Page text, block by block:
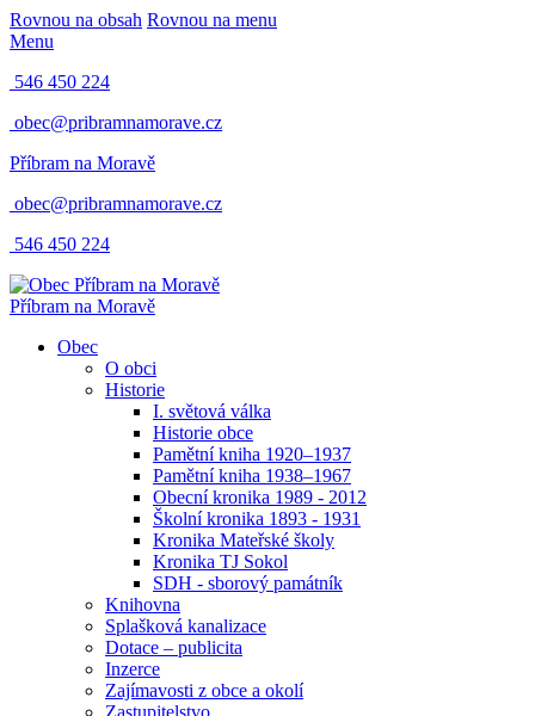
Rovnou na obsah Rovnou na menu
Menu
546 450 224
obec@pribramnamorave.cz
Příbram na Moravě
obec@pribramnamorave.cz
546 450 224
Příbram na Moravě
Obec
O obci
Historie
I. světová válka
Historie obce
Pamětní kniha 1920–1937
Pamětní kniha 1938–1967
Obecní kronika 1989 - 2012
Školní kronika 1893 - 1931
Kronika Mateřské školy
Kronika TJ Sokol
SDH - sborový památník
Knihovna
Splašková kanalizace
Dotace – publicita
Inzerce
Zajímavosti z obce a okolí
Zastupitelstvo